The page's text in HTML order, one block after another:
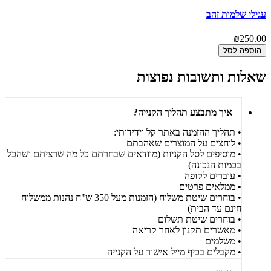
עגילי שלמות זהב
₪250.00
הוספה לסל
שאלות ותשובות נפוצות
איך מתבצע תהליך הקנייה?
• תהליך ההזמנה באתר קל וידידותי:
• לוחצים על המוצרים שאהבתם
• מוסיפים לסל הקניות (מוודאים שבחרתם כל מה שרציתם ושהכל
בכמות הנכונה)
• עוברים לקופה
• ממלאים פרטים
• בוחרים שיטת משלוח (הזמנות מעל 350 ש"ח נהנות ממשלוח
חינם עד הבית)
• בוחרים שיטת תשלום
• מאשרים תקנון לאחר קריאה
• משלמים
• מקבלים בכיף מייל אישור על הקנייה